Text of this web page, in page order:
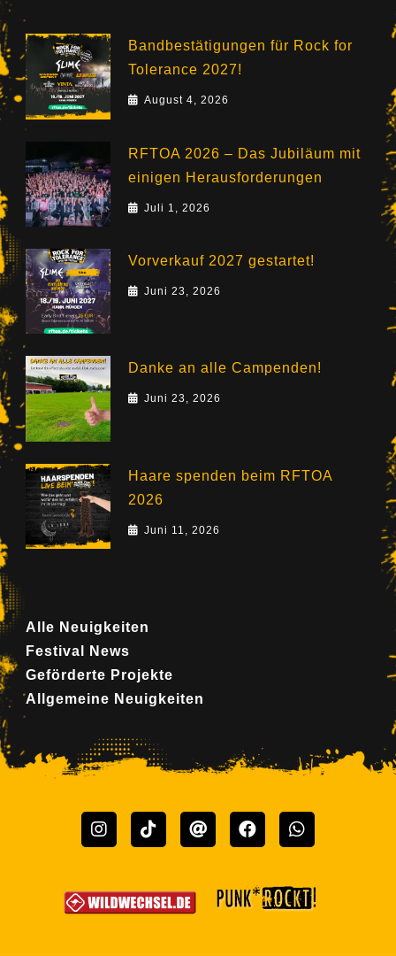
Bandbestätigungen für Rock for
Tolerance 2027!
August 4, 2026
RFTOA 2026 – Das Jubiläum mit
einigen Herausforderungen
Juli 1, 2026
Vorverkauf 2027 gestartet!
Juni 23, 2026
Danke an alle Campenden!
Juni 23, 2026
Haare spenden beim RFTOA
2026
Juni 11, 2026
Alle Neuigkeiten
Festival News
Geförderte Projekte
Allgemeine Neuigkeiten
InstagramTikTok ThreadsFacebookWhatsapp